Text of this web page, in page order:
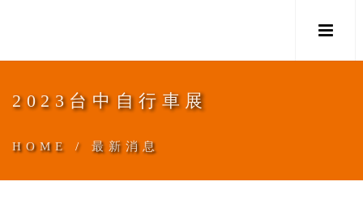
2023台中自行車展
HOME / 最新消息